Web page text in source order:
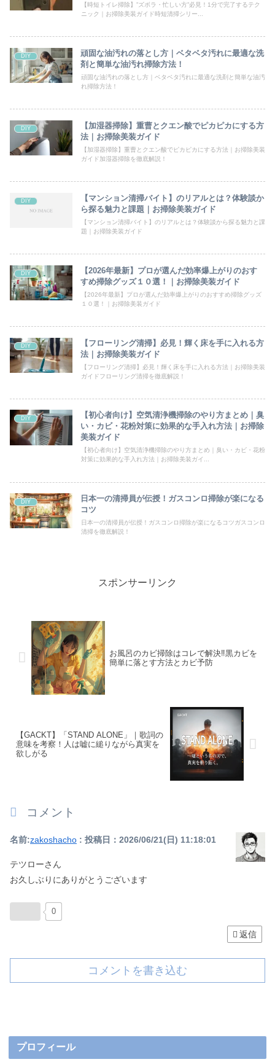
【時短トイレ掃除】”ズボラ・忙しい方”必見！1分で完了するテク
ニック｜お掃除美装ガイド時短清掃シリー...
DIY
頑固な油汚れの落とし方｜ベタベタ汚れに最適な洗
剤と簡単な油汚れ掃除方法！
頑固な油汚れの落とし方｜ベタベタ汚れに最適な洗剤と簡単な油汚
れ掃除方法！
DIY
【加湿器掃除】重曹とクエン酸でピカピカにする方
法｜お掃除美装ガイド
【加湿器掃除】重曹とクエン酸でピカピカにする方法｜お掃除美装
ガイド加湿器掃除を徹底解説！
DIY
【マンション清掃バイト】のリアルとは？体験談か
ら探る魅力と課題｜お掃除美装ガイド
【マンション清掃バイト】のリアルとは？体験談から探る魅力と課
題｜お掃除美装ガイド
DIY
【2026年最新】プロが選んだ効率爆上がりのおす
すめ掃除グッズ１０選！｜お掃除美装ガイド
【2026年最新】プロが選んだ効率爆上がりのおすすめ掃除グッズ
１０選！｜お掃除美装ガイド
DIY
【フローリング清掃】必見！輝く床を手に入れる方
法｜お掃除美装ガイド
【フローリング清掃】必見！輝く床を手に入れる方法｜お掃除美装
ガイドフローリング清掃を徹底解説！
DIY
【初心者向け】空気清浄機掃除のやり方まとめ｜臭
い・カビ・花粉対策に効果的な手入れ方法｜お掃除
美装ガイド
【初心者向け】空気清浄機掃除のやり方まとめ｜臭い・カビ・花粉
対策に効果的な手入れ方法｜お掃除美装ガイ...
DIY
日本一の清掃員が伝授！ガスコンロ掃除が楽になる
コツ
日本一の清掃員が伝授！ガスコンロ掃除が楽になるコツガスコンロ
清掃を徹底解説！
スポンサーリンク
お風呂のカビ掃除はコレで解決‼黒カビを
簡単に落とす方法とカビ予防
【GACKT】「STAND ALONE」｜歌詞の
意味を考察！人は嘘に縋りながら真実を
欲しがる
コメント
名前:zakoshacho : 投稿日：2026/06/21(日) 11:18:01
テツローさん
お久しぶりにありがとうございます
0
返信
コメントを書き込む
プロフィール